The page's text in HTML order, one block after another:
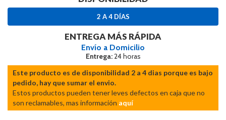
2 A 4 DÍAS
ENTREGA MÁS RÁPIDA
Envío a Domicilio
Entrega:24 horas
Este producto es de disponibilidad 2 a 4 dias porque es bajo
pedido, hay que sumar el envio.
Estos productos pueden tener leves defectos en caja que no
son reclamables, mas información aquí